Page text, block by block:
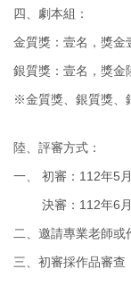
四、劇本組：
金質獎：壹名，獎金
銀質獎：壹名，獎金
※金質獎、銀質獎、
陸、評審方式：
一、 初審：112年5
決審：112年6月1
二、邀請專業老師或
三、初審採作品審查